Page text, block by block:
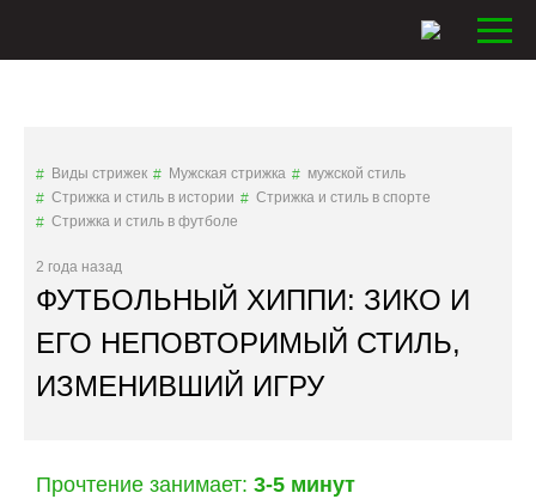
Виды стрижек Мужская стрижка
мужской стиль
Стрижка и стиль в истории
Стрижка и стиль в спорте
Стрижка и стиль в футболе
2 года назад
ФУТБОЛЬНЫЙ ХИППИ: ЗИКО И
ЕГО НЕПОВТОРИМЫЙ СТИЛЬ,
ИЗМЕНИВШИЙ ИГРУ
Прочтение занимает: 3-5 минут